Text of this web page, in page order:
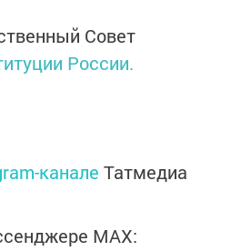
Совет
России.
канале Татмедиа
MАХ: